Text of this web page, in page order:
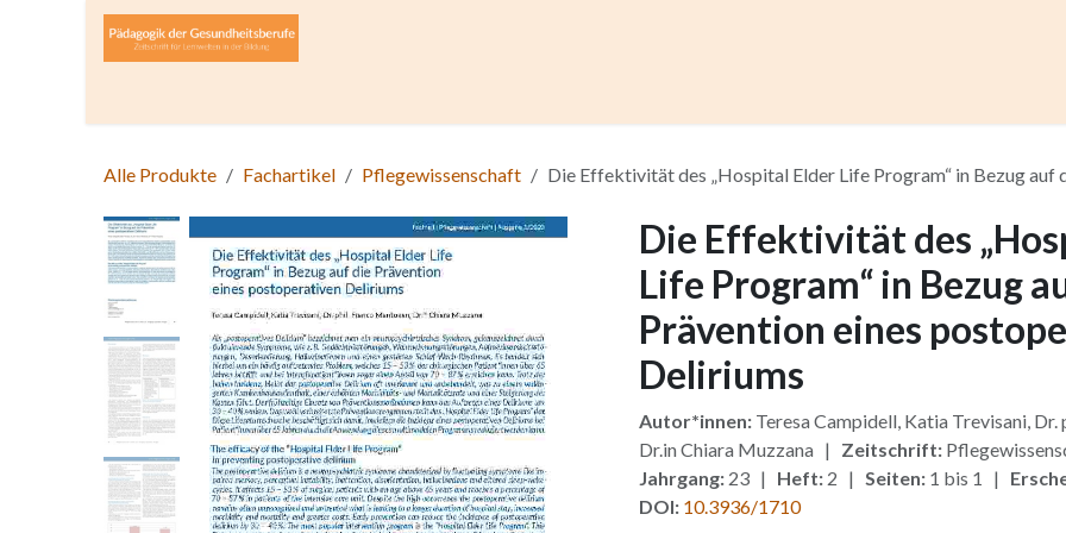
Zum Inhalt springen
Alle Produkte Fachartikel Pflegewissenschaft Die Effektivität des „Hospital Elder Life Program“ in Bezug
Die Effektivität des
Life Program“ in Bezug
Prävention eines
Deliriums
Autor*innen:Teresa Campidell, Katia Trevisani, Dr.
Dr.in Chiara Muzzana | Zeitschrift:
Jahrgang:23 | Heft:2 | Seiten:1 bis 1 |
DOI: 10.3936/1710